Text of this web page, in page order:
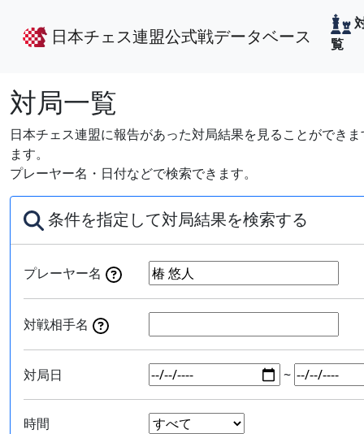
日本チェス連盟公式戦データベース
覧
対局一覧
日本チェス連盟に報告があった対局結果を見ることができ
ます。
プレーヤー名・日付などで検索できます。
条件を指定して対局結果を検索する
プレーヤー名
対戦相手名
対局日 ~
時間